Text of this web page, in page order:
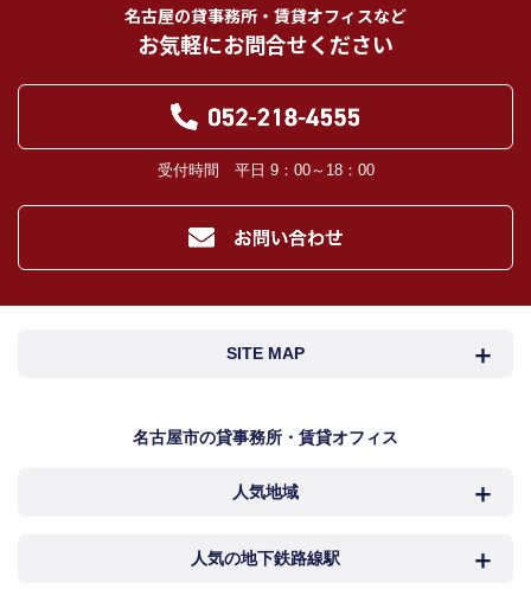
名古屋の貸事務所・賃貸オフィスなど
お気軽にお問合せください
受付時間 平日 9：00～18：00
SITE MAP
名古屋市近郊検索
地図検索
NEWS
名古屋市の貸事務所・賃貸オフィス
人気地域
人気の地下鉄路線駅